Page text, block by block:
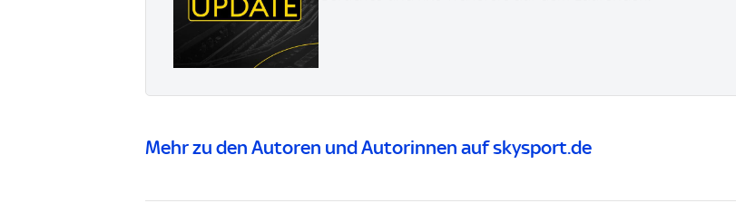
Mehr zu den Autoren und Autorinnen auf skysport.de